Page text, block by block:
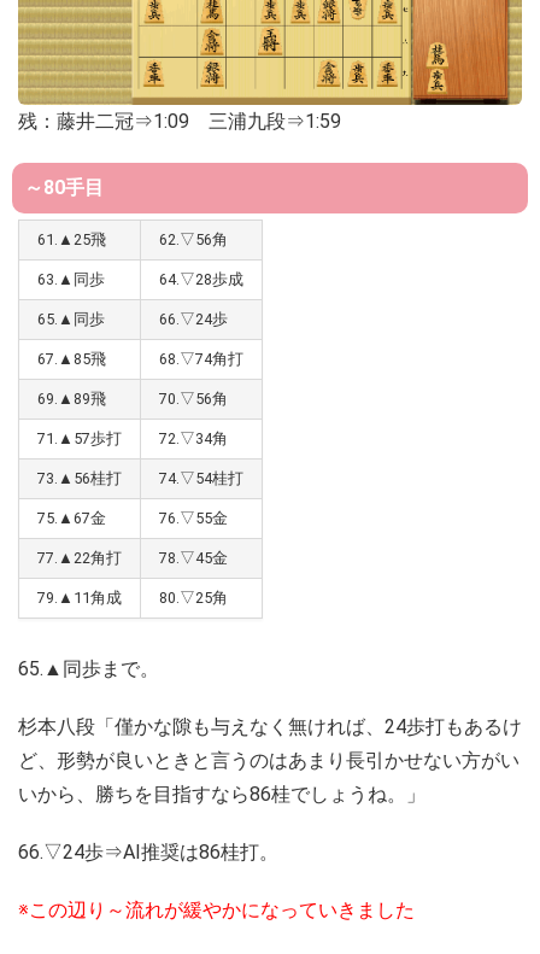
残：藤井二冠⇒1:09 三浦九段⇒1:59
～80手目
61.▲25飛 62.▽56角
63.▲同歩 64.▽28歩成
65.▲同歩 66.▽24歩
67.▲85飛 68.▽74角打
69.▲89飛 70.▽56角
71.▲57歩打 72.▽34角
73.▲56桂打 74.▽54桂打
75.▲67金 76.▽55金
77.▲22角打 78.▽45金
79.▲11角成 80.▽25角
65.▲同歩まで。
杉本八段「僅かな隙も与えなく無ければ、24歩打もあるけ
ど、形勢が良いときと言うのはあまり長引かせない方がい
いから、勝ちを目指すなら86桂でしょうね。」
66.▽24歩⇒AI推奨は86桂打。
※この辺り～流れが緩やかになっていきました